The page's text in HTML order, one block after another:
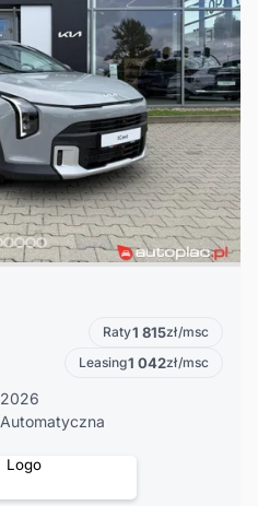
Raty1 815zł/msc
Leasing1 042zł/msc
2026
Automatyczna